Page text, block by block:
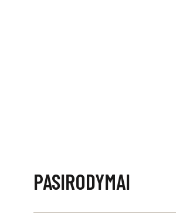
PASIRODYMAI